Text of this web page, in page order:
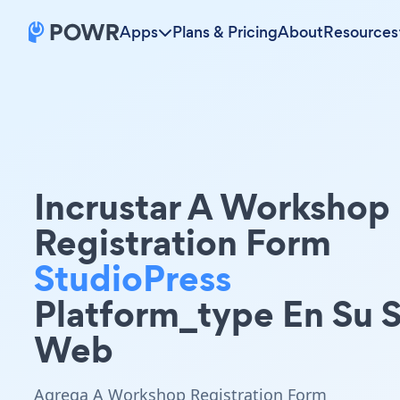
Apps Plans & PricingAboutResources
Incrustar A Workshop
Registration Form
StudioPress
Platform_type En Su
Web
Agrega A Workshop Registration Form